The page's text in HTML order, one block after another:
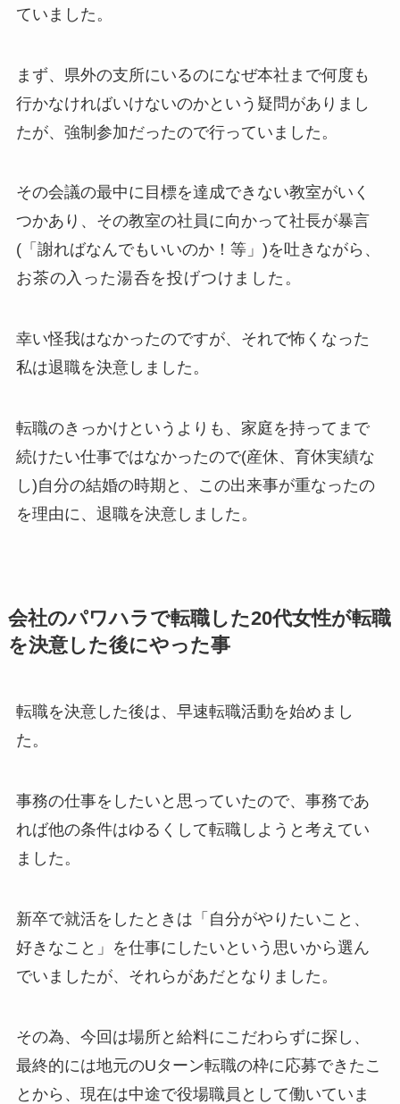
ていました。
まず、県外の支所にいるのになぜ本社まで何度も
行かなければいけないのかという疑問がありまし
たが、強制参加だったので行っていました。
その会議の最中に目標を達成できない教室がいく
つかあり、その教室の社員に向かって社長が暴言
(「謝ればなんでもいいのか！等」)を吐きながら、
お茶の入った湯呑を投げつけました。
幸い怪我はなかったのですが、それで怖くなった
私は退職を決意しました。
転職のきっかけというよりも、家庭を持ってまで
続けたい仕事ではなかったので(産休、育休実績な
し)自分の結婚の時期と、この出来事が重なったの
を理由に、退職を決意しました。
会社のパワハラで転職した20代女性が転職
を決意した後にやった事
転職を決意した後は、早速転職活動を始めまし
た。
事務の仕事をしたいと思っていたので、事務であ
れば他の条件はゆるくして転職しようと考えてい
ました。
新卒で就活をしたときは「自分がやりたいこと、
好きなこと」を仕事にしたいという思いから選ん
でいましたが、それらがあだとなりました。
その為、今回は場所と給料にこだわらずに探し、
最終的には地元のUターン転職の枠に応募できたこ
とから、現在は中途で役場職員として働いていま